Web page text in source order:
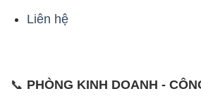
Liên hệ
📞 PHÒNG KINH DOANH -